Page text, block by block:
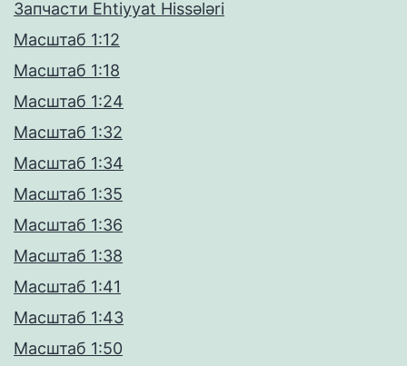
Запчасти Ehtiyyat Hissələri
Масштаб 1:12
Масштаб 1:18
Масштаб 1:24
Масштаб 1:32
Масштаб 1:34
Масштаб 1:35
Масштаб 1:36
Масштаб 1:38
Масштаб 1:41
Масштаб 1:43
Масштаб 1:50